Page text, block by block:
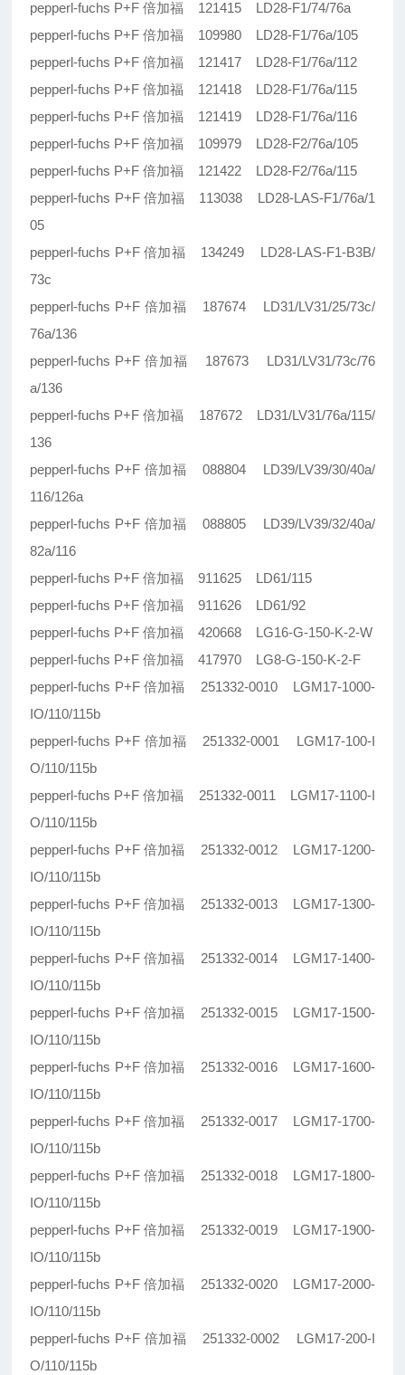
pepperl-fuchs P+F 倍加福 121415 LD28-F1/74/76a
pepperl-fuchs P+F 倍加福 109980 LD28-F1/76a/105
pepperl-fuchs P+F 倍加福 121417 LD28-F1/76a/112
pepperl-fuchs P+F 倍加福 121418 LD28-F1/76a/115
pepperl-fuchs P+F 倍加福 121419 LD28-F1/76a/116
pepperl-fuchs P+F 倍加福 109979 LD28-F2/76a/105
pepperl-fuchs P+F 倍加福 121422 LD28-F2/76a/115
pepperl-fuchs P+F 倍加福 113038 LD28-LAS-F1/76a/1
05
pepperl-fuchs P+F 倍加福 134249 LD28-LAS-F1-B3B/
73c
pepperl-fuchs P+F 倍加福 187674 LD31/LV31/25/73c/
76a/136
pepperl-fuchs P+F 倍加福 187673 LD31/LV31/73c/76
a/136
pepperl-fuchs P+F 倍加福 187672 LD31/LV31/76a/115/
136
pepperl-fuchs P+F 倍加福 088804 LD39/LV39/30/40a/
116/126a
pepperl-fuchs P+F 倍加福 088805 LD39/LV39/32/40a/
82a/116
pepperl-fuchs P+F 倍加福 911625 LD61/115
pepperl-fuchs P+F 倍加福 911626 LD61/92
pepperl-fuchs P+F 倍加福 420668 LG16-G-150-K-2-W
pepperl-fuchs P+F 倍加福 417970 LG8-G-150-K-2-F
pepperl-fuchs P+F 倍加福 251332-0010 LGM17-1000-
IO/110/115b
pepperl-fuchs P+F 倍加福 251332-0001 LGM17-100-I
O/110/115b
pepperl-fuchs P+F 倍加福 251332-0011 LGM17-1100-I
O/110/115b
pepperl-fuchs P+F 倍加福 251332-0012 LGM17-1200-
IO/110/115b
pepperl-fuchs P+F 倍加福 251332-0013 LGM17-1300-
IO/110/115b
pepperl-fuchs P+F 倍加福 251332-0014 LGM17-1400-
IO/110/115b
pepperl-fuchs P+F 倍加福 251332-0015 LGM17-1500-
IO/110/115b
pepperl-fuchs P+F 倍加福 251332-0016 LGM17-1600-
IO/110/115b
pepperl-fuchs P+F 倍加福 251332-0017 LGM17-1700-
IO/110/115b
pepperl-fuchs P+F 倍加福 251332-0018 LGM17-1800-
IO/110/115b
pepperl-fuchs P+F 倍加福 251332-0019 LGM17-1900-
IO/110/115b
pepperl-fuchs P+F 倍加福 251332-0020 LGM17-2000-
IO/110/115b
pepperl-fuchs P+F 倍加福 251332-0002 LGM17-200-I
O/110/115b